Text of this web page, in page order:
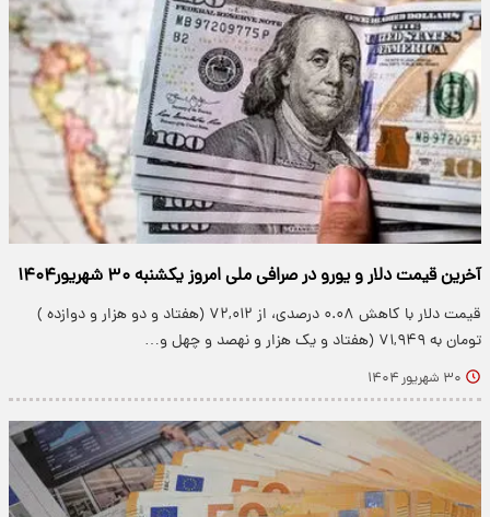
آخرین قیمت دلار و یورو در صرافی ملی امروز یکشنبه ۳۰ شهریور۱۴۰۴
قیمت دلار با کاهش ۰.۰۸ درصدی، از ۷۲,۰۱۲ (هفتاد و دو هزار و دوازده )
تومان به ۷۱,۹۴۹ (هفتاد و یک هزار و نهصد و چهل و…
۳۰ شهریور ۱۴۰۴